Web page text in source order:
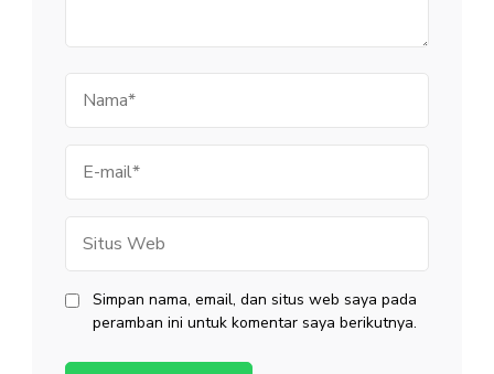
mail
Web
Simpan nama, email, dan situs web saya pada
peramban ini untuk komentar saya berikutnya.